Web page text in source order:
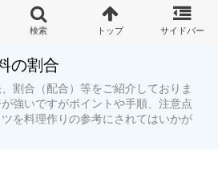
の割合
割合（配合）等をご紹介しておりま
強いですがポイントや手順、注意点
を料理作りの参考にされてはいかが